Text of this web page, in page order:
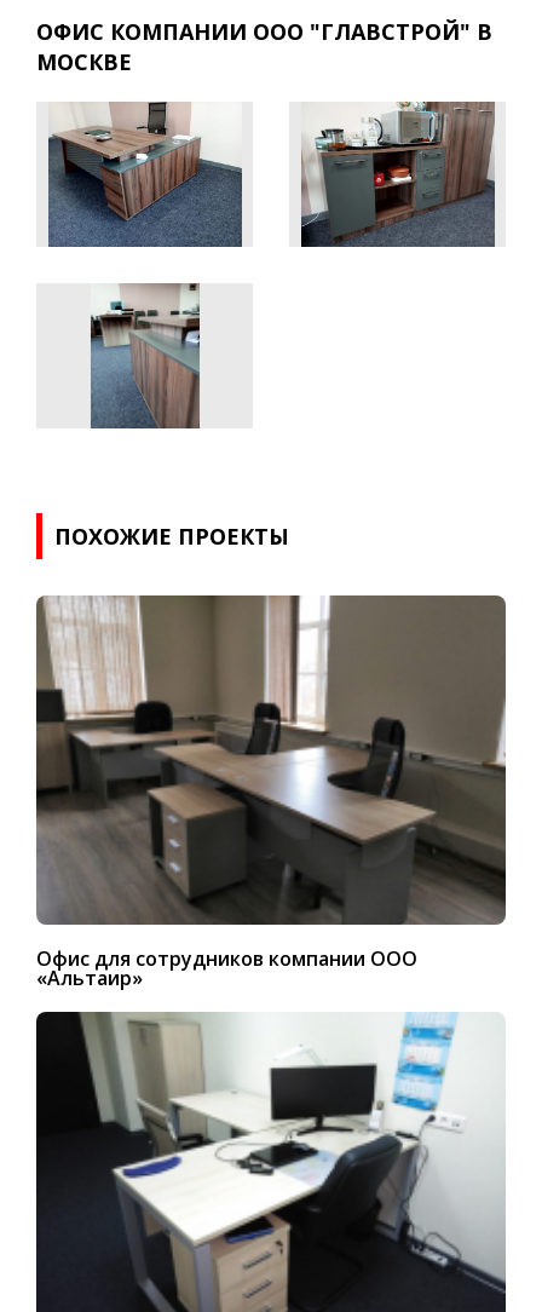
ОФИС КОМПАНИИ ООО "ГЛАВСТРОЙ" В
МОСКВЕ
ПОХОЖИЕ ПРОЕКТЫ
Офис для сотрудников компании ООО
«Альтаир»